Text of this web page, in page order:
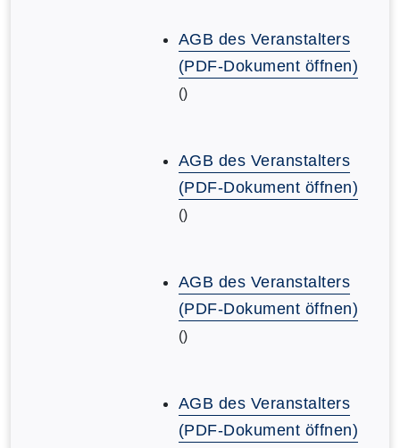
AGB des Veranstalters
(PDF-Dokument öffnen)
()
AGB des Veranstalters
(PDF-Dokument öffnen)
()
AGB des Veranstalters
(PDF-Dokument öffnen)
()
AGB des Veranstalters
(PDF-Dokument öffnen)